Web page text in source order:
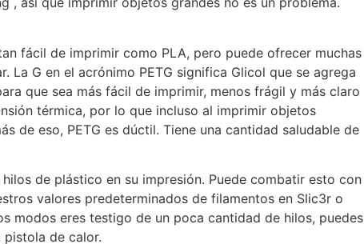
fácil de imprimir como PLA, pero puede ofrecer muchas
La G en el acrónimo PETG significa Glicol que se agrega
que sea más fácil de imprimir, menos frágil y más claro
térmica, por lo que incluso al imprimir objetos
de eso, PETG es dúctil. Tiene una cantidad saludable de
de plástico en su impresión. Puede combatir esto con
valores predeterminados de filamentos en Slic3r o
modos eres testigo de un poca cantidad de hilos, puedes
pistola de calor.